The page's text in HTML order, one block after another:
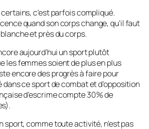
c’est parfois compliqué.
quand son corps change, qu’il faut
et près du corps.
aujourd’hui un sport plutôt
les femmes soient de plus en plus
encore des progrès à faire pour
ce sport de combat et d’opposition
d’escrime compte 30% de
sport, comme toute activité, n’est pas